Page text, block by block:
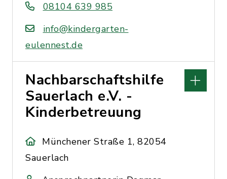
08104 639 985
info@kindergarten-
eulennest.de
Nachbarschaftshilfe
Sauerlach e.V. -
Kinderbetreuung
Münchener Straße 1, 82054
Sauerlach